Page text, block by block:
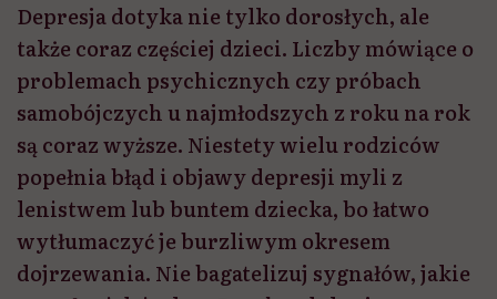
Depresja dotyka nie tylko dorosłych, ale
także coraz częściej dzieci. Liczby mówiące o
problemach psychicznych czy próbach
samobójczych u najmłodszych z roku na rok
są coraz wyższe. Niestety wielu rodziców
popełnia błąd i objawy depresji myli z
lenistwem lub buntem dziecka, bo łatwo
wytłumaczyć je burzliwym okresem
dojrzewania. Nie bagatelizuj sygnałów, jakie